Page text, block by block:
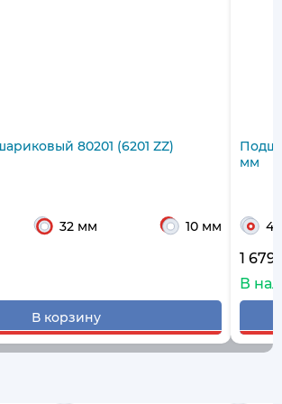
80201 (6201 ZZ)
32 мм 10 мм
В корзину
мм
1 679
В